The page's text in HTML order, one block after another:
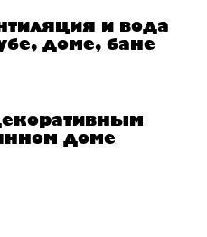
и вода
доме, бане
доме